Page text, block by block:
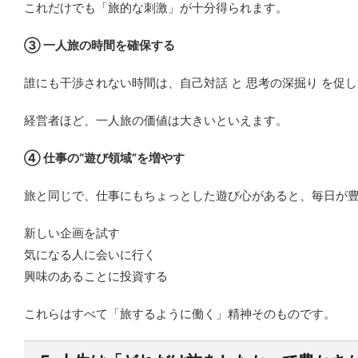
これだけでも「旅的な刺激」が十分得られます。
③ 一人旅の時間を確保する
誰にも干渉されない時間は、自己対話 と 思考の深掘り を促し
経営者ほど、一人旅の価値は大きいといえます。
④ 仕事の“遊び領域”を増やす
旅と同じで、仕事にもちょっとした遊び心があると、毎日が豊
新しい企画を試す
気になる人に会いに行く
興味のあることに投資する
これらはすべて「旅するように働く」精神そのものです。